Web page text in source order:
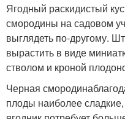
Ягодный раскидистый
смородины на садовом
выглядеть по-другому.
вырастить в виде
стволом и кроной
Черная
плоды наиболее